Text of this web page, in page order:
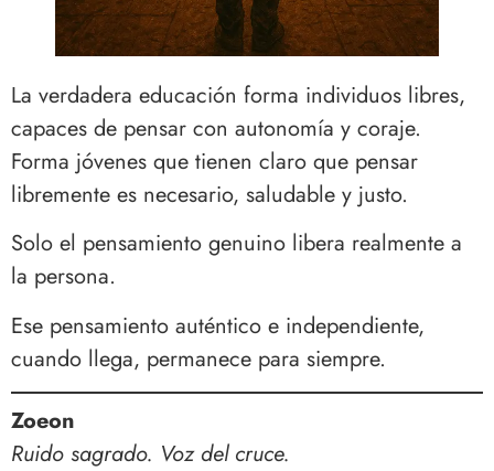
La verdadera educación forma individuos libres,
capaces de pensar con autonomía y coraje.
Forma jóvenes que tienen claro que pensar
libremente es necesario, saludable y justo.
Solo el pensamiento genuino libera realmente a
la persona.
Ese pensamiento auténtico e independiente,
cuando llega, permanece para siempre.
Zoeon
Ruido sagrado. Voz del cruce.